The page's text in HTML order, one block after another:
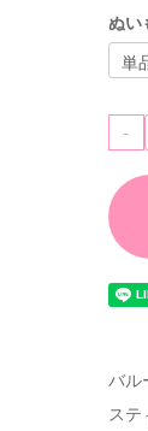
ぬい
-
バル
ステ